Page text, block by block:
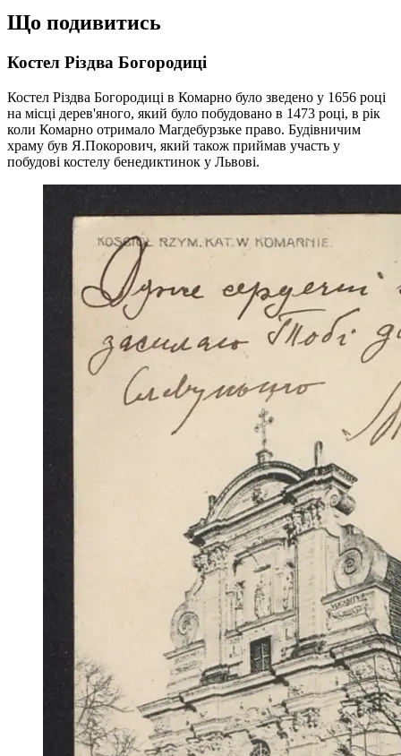
Що подивитись
Костел Різдва Богородиці
Костел Різдва Богородиці в Комарно було зведено у 1656 році
на місці дерев'яного, який було побудовано в 1473 році, в рік
коли Комарно отримало Магдебурзьке право. Будівничим
храму був Я.Покорович, який також приймав участь у
побудові костелу бенедиктинок у Львові.